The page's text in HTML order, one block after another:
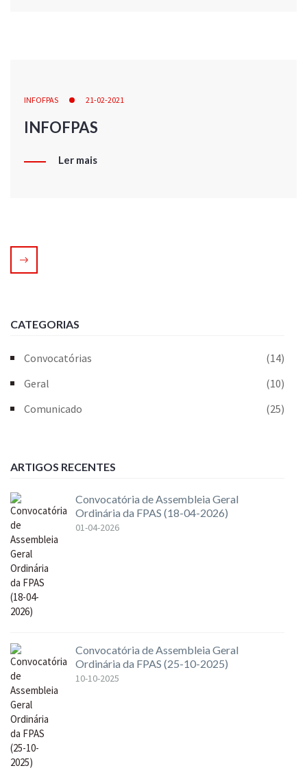
INFOFPAS 21-02-2021
INFOFPAS
Ler mais
CATEGORIAS
Convocatórias
(14)
Geral
(10)
Comunicado
(25)
ARTIGOS RECENTES
Convocatória de Assembleia Geral
Ordinária da FPAS (18-04-2026)
01-04-2026
Convocatória de Assembleia Geral
Ordinária da FPAS (25-10-2025)
10-10-2025